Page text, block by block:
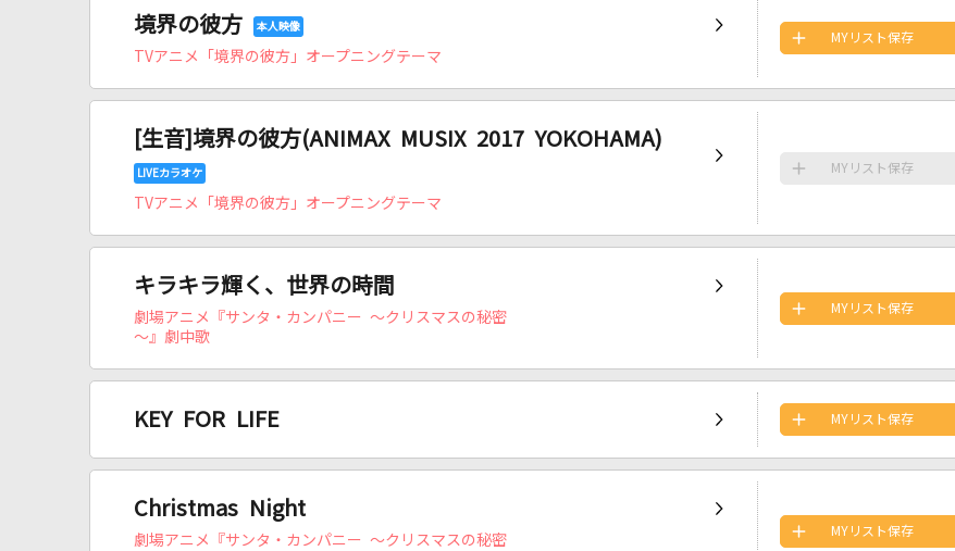
境界の彼方
TVアニメ「境界の彼方」オープニングテーマ
MYリスト保存
[生音]境界の彼方(ANIMAX MUSIX 2017 YOKOHAMA)
TVアニメ「境界の彼方」オープニングテーマ
MYリスト保存
キラキラ輝く、世界の時間
劇場アニメ『サンタ・カンパニー ～クリスマスの秘密
～』劇中歌
MYリスト保存
KEY FOR LIFE MYリスト保存
Christmas Night
劇場アニメ『サンタ・カンパニー ～クリスマスの秘密
MYリスト保存